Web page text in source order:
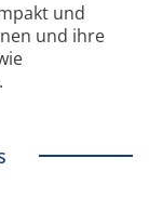
und
und ihre